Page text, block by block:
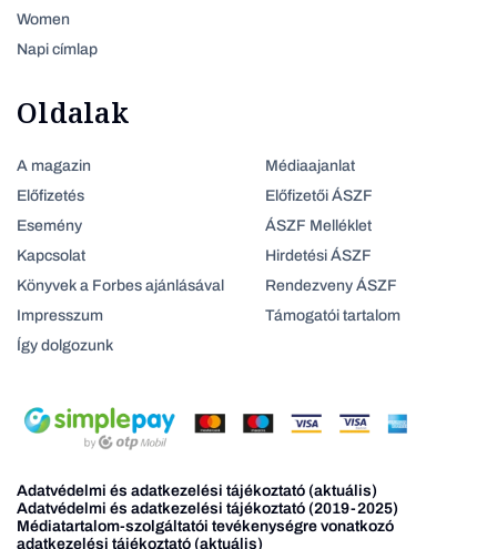
Women
Napi címlap
Oldalak
A magazin
Előfizetés
Esemény
Kapcsolat
Könyvek a Forbes ajánlásával
Impresszum
Így dolgozunk
Médiaajanlat
Előfizetői ÁSZF
ÁSZF Melléklet
Hirdetési ÁSZF
Rendezveny ÁSZF
Támogatói tartalom
Adatvédelmi és adatkezelési tájékoztató (aktuális)
Adatvédelmi és adatkezelési tájékoztató (2019-2025)
Médiatartalom-szolgáltatói tevékenységre vonatkozó
adatkezelési tájékoztató (aktuális)